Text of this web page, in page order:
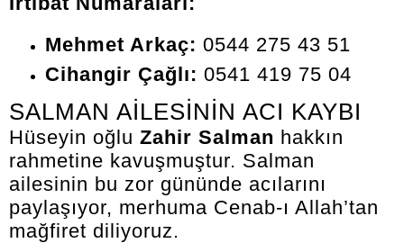
Mehmet Arkaç: 0544 275 43 51
Cihangir Çağlı: 0541 419 75 04
SALMAN AİLESİNİN ACI KAYBI
Hüseyin oğlu Zahir Salman hakkın
rahmetine kavuşmuştur. Salman
ailesinin bu zor gününde acılarını
paylaşıyor, merhuma Cenab-ı Allah’tan
mağfiret diliyoruz.